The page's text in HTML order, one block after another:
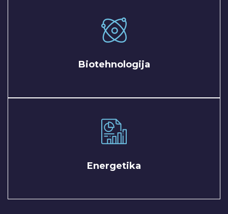
Biotehnologija
Energetika